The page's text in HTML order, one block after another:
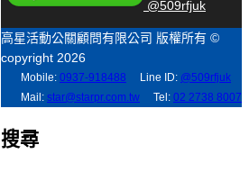
@509rfjuk
高星活動公關顧問有限公司 版權所有 ©
copyright 2026
Mobile: 0937-918488 Line ID: @509rfjuk
Mail: star@starpr.com.tw Tel: 02 2738 8007
搜尋